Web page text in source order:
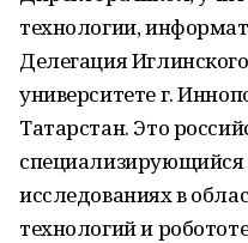
технологии,
Делегация
университете г.
Татарстан. Это
специализирующийся
исследованиях в
технологий и